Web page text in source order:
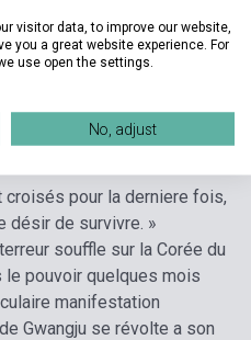
linkek Vélemények
croisés pour la derniere fois,
désir de survivre. »
souffle sur la Corée du
le pouvoir quelques mois
manifestation
Gwangju se révolte a son
visitor data, to improve our website,
you a great website experience. For
use open the settings.
No, adjust